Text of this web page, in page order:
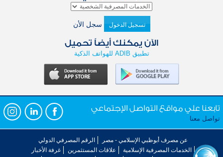
تسجيل الدخول سجل الأن
الآن يمكنك أيضاً تحميل
تطبيق ADIB للهواتف الذكية
تابعنا علي مواقع التواصل الإجتماعي
تواصل معنا
عن مصرف أبوظبي الإسلامي - مصر
الرقم المصرفي الدولي
الخدمات المصرفية الإسلامية
علاقات المستثمرين
غرفة الأخبار